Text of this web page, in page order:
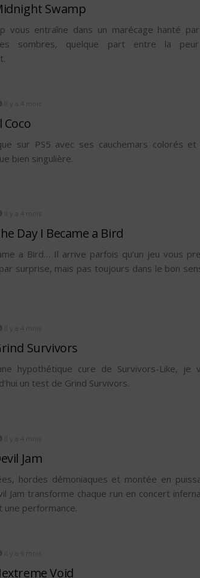
Swamp
vous entraîne dans un marécage hanté
sombres, quelque part entre la
Il y a 4 mois
Coco
sur PS5 avec ses cauchemars colorés et
bien singulière.
Il y a 4 mois
Day I Became a Bird
a Bird… Il arrive parfois qu’un jeu vous
surprise, mais pas toujours dans le bon
Il y a 4 mois
Survivors
hypothétique cure de Survivors-Like, je
un test de Grind Survivors.
Il y a 4 mois
Jam
hordes démoniaques et montée en
Jam transforme chaque run en concert
une performance.
Il y a 6 mois
Void